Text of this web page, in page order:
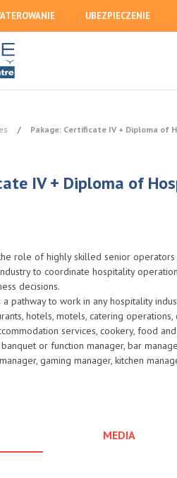
UBEZPIECZENIE
/ Pakage: Certificate IV + Diploma of
IV + Diploma of
role of highly skilled senior
to coordinate hospitality
decisions.
pathway to work in any hospitality
hotels, motels, catering
services, cookery, food
or function manager, bar
gaming manager, kitchen
MEDIA